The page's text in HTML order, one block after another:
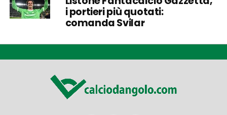
i portieri più quotati:
comanda Svilar